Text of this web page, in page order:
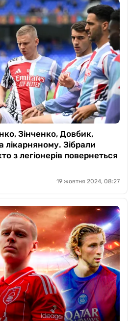
Зінченко, Довбик,
Зібрали
з легіонерів повернеться
19 жовтня 2024, 08:27